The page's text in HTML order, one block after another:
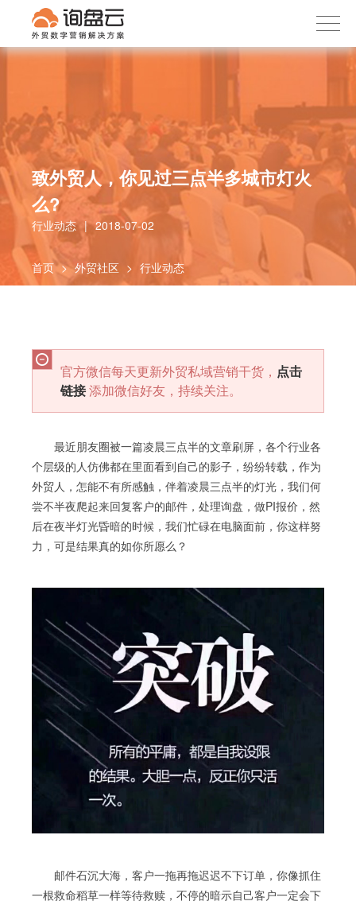
首页
客户案例
内容社区
关于我们
致外贸人，你见过三点半多城市灯火
么?
行业动态 | 2018-07-02
首页 > 外贸社区 > 行业动态
官方微信每天更新外贸私域营销干货， 点击
链接添加微信好友，持续关注。
最近朋友圈被一篇凌晨三点半的文章刷屏，各个行业各
个层级的人仿佛都在里面看到自己的影子，纷纷转载，作为
外贸人，怎能不有所感触，伴着凌晨三点半的灯光，我们何
尝不半夜爬起来回复客户的邮件，处理询盘，做PI报价，然
后在夜半灯光昏暗的时候，我们忙碌在电脑面前，你这样努
力，可是结果真的如你所愿么？
邮件石沉大海，客户一拖再拖迟迟不下订单，你像抓住
一根救命稻草一样等待救赎，不停的暗示自己客户一定会下
下载APP